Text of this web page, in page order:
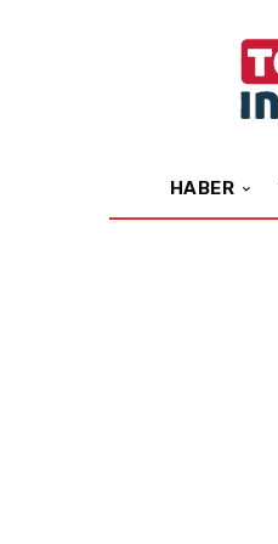
HABER